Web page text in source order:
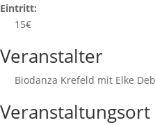
Eintritt:
15€
Veranstalter
Biodanza Krefeld mit Elke
Veranstaltungsort